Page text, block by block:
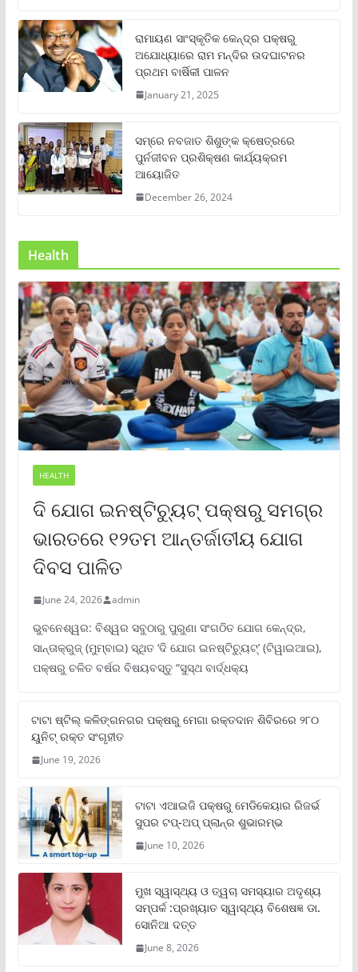
ରାମାୟଣ ସାଂସ୍କୃତିକ କେନ୍ଦ୍ର ପକ୍ଷରୁ
ଅଯୋଧ୍ୟାରେ ରାମ ମନ୍ଦିର ଉଦଘାଟନର
ପ୍ରଥମ ବାର୍ଷିକୀ ପାଳନ
January 21, 2025
ସମ୍‌ରେ ନବଜାତ ଶିଶୁଙ୍କ କ୍ଷେତ୍ରରେ
ପୁର୍ନଜୀବନ ପ୍ରଶିକ୍ଷଣ କାର୍ଯ୍ୟକ୍ରମ
ଆୟୋଜିତ
December 26, 2024
Health
HEALTH
ଦି ଯୋଗ ଇନଷ୍ଟିଚ୍ୟୁଟ୍ ପକ୍ଷରୁ ସମଗ୍ର
ଭାରତରେ ୧୨ତମ ଆନ୍ତର୍ଜାତୀୟ ଯୋଗ
ଦିବସ ପାଳିତ
June 24, 2026 admin
ଭୁବନେଶ୍ୱର: ବିଶ୍ୱର ସବୁଠାରୁ ପୁରୁଣା ସଂଗଠିତ ଯୋଗ କେନ୍ଦ୍ର,
ସାନ୍ତାକ୍ରୁଜ୍ (ମୁମ୍ବାଇ) ସ୍ଥିତ ‘ଦି ଯୋଗ ଇନଷ୍ଟିଚ୍ୟୁଟ୍‌’ (ଟିୱାଇଆଇ),
ପକ୍ଷରୁ ଚଳିତ ବର୍ଷର ବିଷୟବସ୍ତୁ “ସୁସ୍ଥ ବାର୍ଦ୍ଧକ୍ୟ
ଟାଟା ଷ୍ଟିଲ୍‌ କଳିଙ୍ଗନଗର ପକ୍ଷରୁ ମେଗା ରକ୍ତଦାନ ଶିବିରରେ ୨୮୦
ୟୁନିଟ୍‌ ରକ୍ତ ସଂଗୃହୀତ
June 19, 2026
ଟାଟା ଏଆଇଜି ପକ୍ଷରୁ ମେଡିକେୟାର ରିଜର୍ଭ
ସୁପର ଟପ୍‌-ଅପ୍ ପ୍ଲାନ୍‌ର ଶୁଭାରମ୍ଭ
June 10, 2026
ମୁଖ ସ୍ୱାସ୍ଥ୍ୟ ଓ ତ୍ୱଚା ସମସ୍ୟାର ଅଦୃଶ୍ୟ
ସମ୍ପର୍କ :ପ୍ରଖ୍ୟାତ ସ୍ୱାସ୍ଥ୍ୟ ବିଶେଷଜ୍ଞ ଡା.
ସୋନିଆ ଦତ୍ତ
June 8, 2026